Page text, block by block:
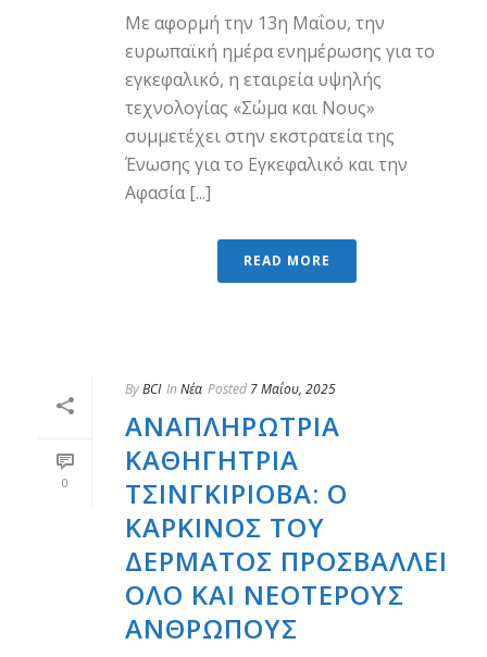
Με αφορμή την 13η Μαΐου, την
ευρωπαϊκή ημέρα ενημέρωσης για το
εγκεφαλικό, η εταιρεία υψηλής
τεχνολογίας «Σώμα και Νους»
συμμετέχει στην εκστρατεία της
Ένωσης για το Εγκεφαλικό και την
Αφασία [...]
READ MORE
0
ByBCI In Νέα Posted 7 Μαΐου, 2025
ΑΝΑΠΛΗΡΏΤΡΙΑ
ΚΑΘΗΓΉΤΡΙΑ
ΤΣΙΝΓΚΊΡΙΌΒΑ: Ο
ΚΑΡΚΊΝΟΣ ΤΟΥ
ΔΈΡΜΑΤΟΣ ΠΡΟΣΒΆΛΛΕΙ
ΌΛΟ ΚΑΙ ΝΕΌΤΕΡΟΥΣ
ΑΝΘΡΏΠΟΥΣ